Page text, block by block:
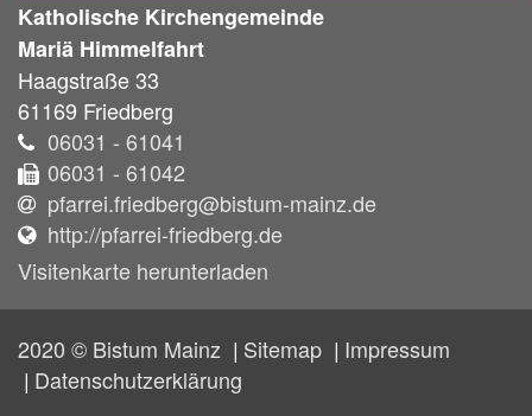
Katholische Kirchengemeinde
Mariä Himmelfahrt
Haagstraße 33
61169 Friedberg
06031 - 61041
06031 - 61042
pfarrei.friedberg@bistum-mainz.de
http://pfarrei-friedberg.de
Visitenkarte herunterladen
2020 © Bistum Mainz Sitemap
Impressum
Datenschutzerklärung